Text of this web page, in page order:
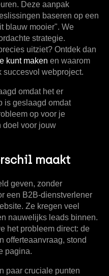
Deze aanpak
baseren op een
blauw mooier". We
strategie.
uitziet? Ontdek dan
kunt maken en waarom
succesvol webproject.
omdat het er
is geslaagd omdat
op voor je
doel voor jouw
maakt
geven, zonder
een B2B-dienstverlener
Ze kregen veel
nauwelijks leads binnen.
het probleem direct: de
offerteaanvraag, stond
pagina.
paar cruciale punten